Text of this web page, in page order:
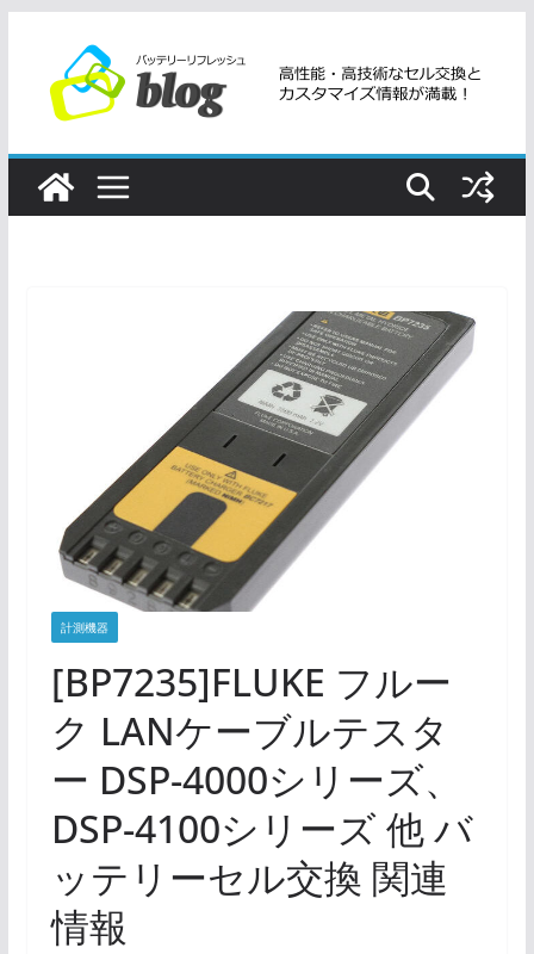
ツ
計測機器
[BP7235]FLUKE フルー
ク LANケーブルテスタ
ー DSP-4000シリーズ、
DSP-4100シリーズ 他 バ
ッテリーセル交換 関連
情報